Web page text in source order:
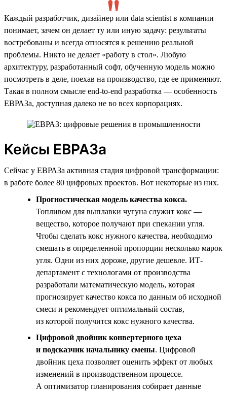
Каждый разработчик, дизайнер или data scientist в компании
понимает, зачем он делает ту или иную задачу: результаты
востребованы и всегда относятся к решению реальной
проблемы. Никто не делает «работу в стол». Любую
архитектуру, разработанный софт, обученную модель можно
посмотреть в деле, поехав на производство, где ее применяют.
Такая в полном смысле end-to-end разработка — особенность
ЕВРАЗа, доступная далеко не во всех корпорациях.
Кейсы ЕВРАЗа
Сейчас у ЕВРАЗа активная стадия цифровой трансформации:
в работе более 80 цифровых проектов. Вот некоторые из них.
Прогностическая модель качества кокса.
Топливом для выплавки чугуна служит кокс —
вещество, которое получают при спекании угля.
Чтобы сделать кокс нужного качества, необходимо
смешать в определенной пропорции несколько марок
угля. Одни из них дороже, другие дешевле. ИТ-
департамент с технологами от производства
разработали математическую модель, которая
прогнозирует качество кокса по данным об исходной
смеси и рекомендует оптимальный состав,
из которой получится кокс нужного качества.
Цифровой двойник конвертерного цеха
и подсказчик начальнику смены. Цифровой
двойник цеха позволяет оценить эффект от любых
изменений в производственном процессе.
А оптимизатор планирования собирает данные